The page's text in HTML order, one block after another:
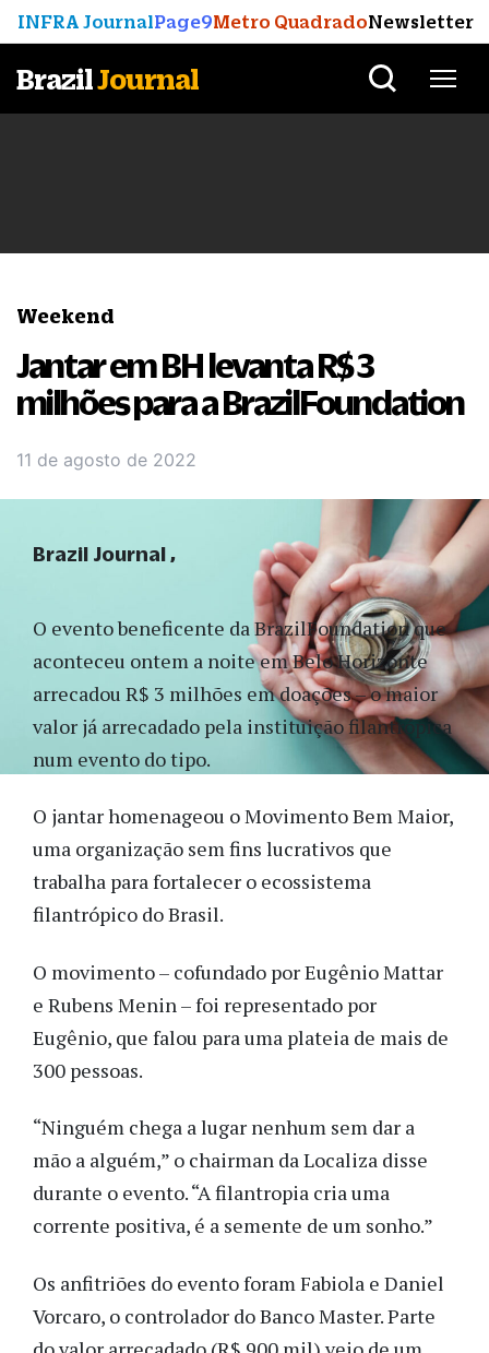
INFRA JournalPage9Metro QuadradoNewsletter
BrazilJournal
Weekend
Jantar em BH levanta R$ 3
milhões para a BrazilFoundation
11 de agosto de 2022
O evento beneficente da BrazilFoundation que
aconteceu ontem a noite em Belo Horizonte
arrecadou R$ 3 milhões em doações – o maior
valor já arrecadado pela instituição filantrópica
num evento do tipo.
O jantar homenageou o Movimento Bem Maior,
uma organização sem fins lucrativos que
trabalha para fortalecer o ecossistema
filantrópico do Brasil.
O movimento – cofundado por Eugênio Mattar
e Rubens Menin – foi representado por
Eugênio, que falou para uma plateia de mais de
300 pessoas.
“Ninguém chega a lugar nenhum sem dar a
mão a alguém,” o chairman da Localiza disse
durante o evento. “A filantropia cria uma
corrente positiva, é a semente de um sonho.”
Os anfitriões do evento foram Fabiola e Daniel
Vorcaro, o controlador do Banco Master. Parte
Brazil Journal